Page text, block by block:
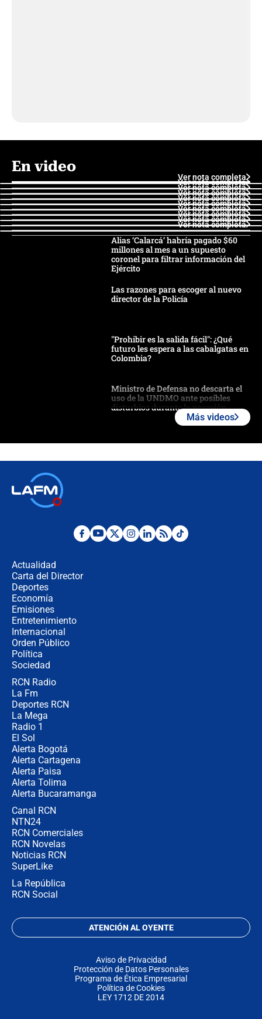
En video
Ver nota completa
Ver nota completa
Ver nota completa
Ver nota completa
Ver nota completa
Ver nota completa
Ver nota completa
Ver nota completa
Ver nota completa
Ver nota completa
Alias ‘Calarcá’ habría pagado $60
millones al mes a un supuesto
coronel para filtrar información del
Ejército
Las razones para escoger al nuevo
director de la Policía
"Prohibir es la salida fácil": ¿Qué
futuro les espera a las cabalgatas en
Colombia?
Ministro de Defensa no descarta el
uso de la UNDMO ante posibles
disturbios durante la posesión
Las seis de las 6 con Juan Lozano |
Más videos
Actualidad
Carta del Director
Deportes
Economía
Emisiones
Entretenimiento
Internacional
Orden Público
Política
Sociedad
RCN Radio
La Fm
Deportes RCN
La Mega
Radio 1
El Sol
Alerta Bogotá
Alerta Cartagena
Alerta Paisa
Alerta Tolima
Alerta Bucaramanga
Canal RCN
NTN24
RCN Comerciales
RCN Novelas
Noticias RCN
SuperLike
La República
RCN Social
ATENCIÓN AL OYENTE
Aviso de Privacidad
Protección de Datos Personales
Programa de Ética Empresarial
Política de Cookies
LEY 1712 DE 2014